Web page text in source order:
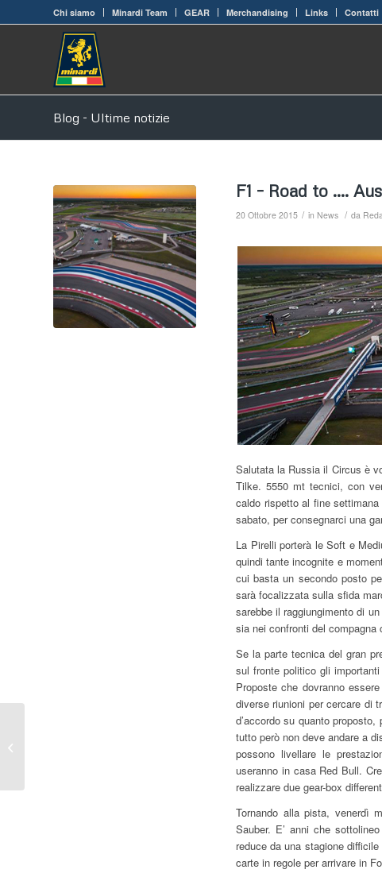
Chi siamo Minardi Team GEAR Merchandising Links Contatti
Blog - Ultime notizie
F1 – Road to ….
20 Ottobre 2015 / in News / da
Salutata la Russia il Circus è
Tilke. 5550 mt tecnici, con
caldo rispetto al fine
sabato, per consegnarci una
La Pirelli porterà le Soft e
quindi tante incognite e
cui basta un secondo posto
sarà focalizzata sulla sfida
sarebbe il raggiungimento di
sia nei confronti del compagna
Se la parte tecnica del gran
sul fronte politico gli
Proposte che dovranno
diverse riunioni per cercare di
d’accordo su quanto
tutto però non deve andare a
possono livellare le
useranno in casa Red Bull.
realizzare due gear-box
Tornando alla pista, venerdì
Sauber. E’ anni che
reduce da una stagione
carte in regole per arrivare in